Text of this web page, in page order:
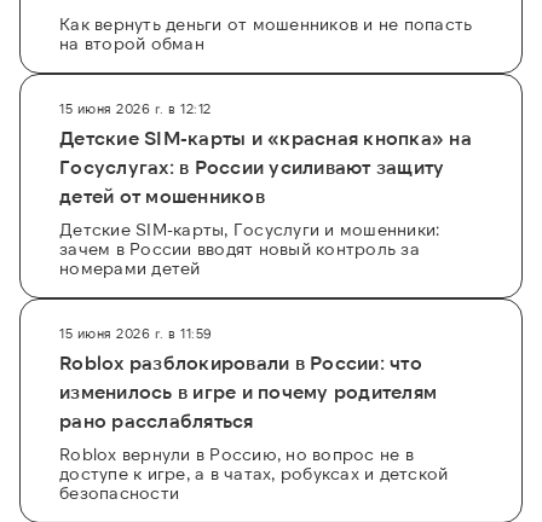
Как вернуть деньги от мошенников и не попасть
на второй обман
15 июня 2026 г. в 12:12
Детские SIM-карты и «красная кнопка» на
Госуслугах: в России усиливают защиту
детей от мошенников
Детские SIM-карты, Госуслуги и мошенники:
зачем в России вводят новый контроль за
номерами детей
15 июня 2026 г. в 11:59
Roblox разблокировали в России: что
изменилось в игре и почему родителям
рано расслабляться
Roblox вернули в Россию, но вопрос не в
доступе к игре, а в чатах, робуксах и детской
безопасности